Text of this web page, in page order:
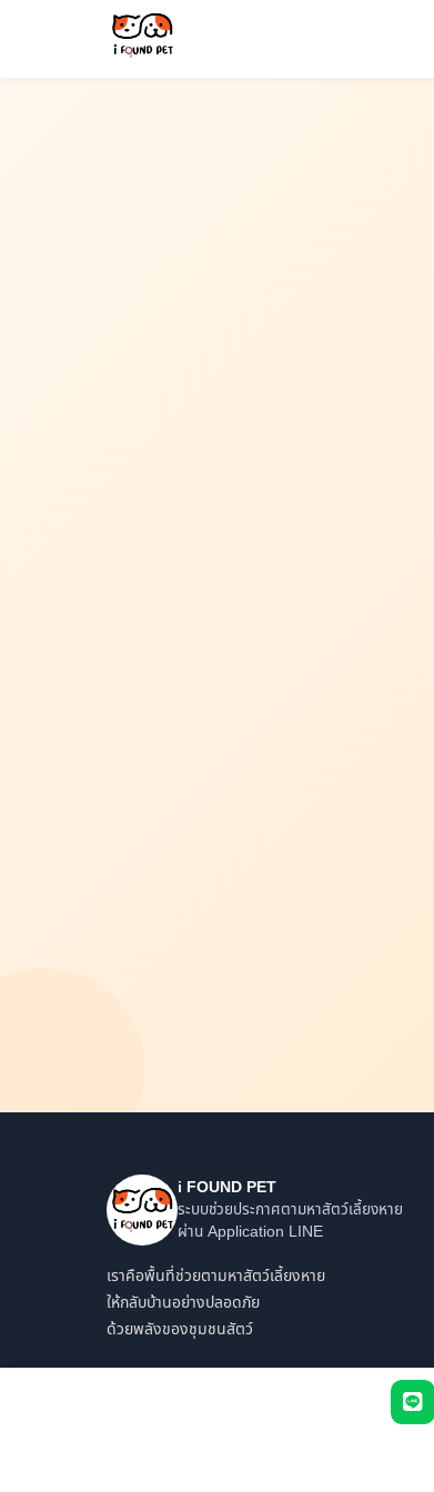
i FOUND PET
ระบบช่วยประกาศตามหาสัตว์เลี้ยงหาย
ผ่าน Application LINE
เราคือพื้นที่ช่วยตามหาสัตว์เลี้ยงหาย
ให้กลับบ้านอย่างปลอดภัย
ด้วยพลังของชุมชนสัตว์